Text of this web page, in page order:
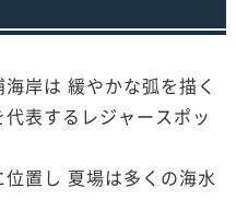
岸は 緩やかな弧を描く
表するレジャースポッ
置し 夏場は多くの海水